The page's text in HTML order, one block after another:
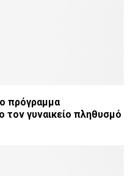
πρόγραμμα
τον γυναικείο πληθυσμό